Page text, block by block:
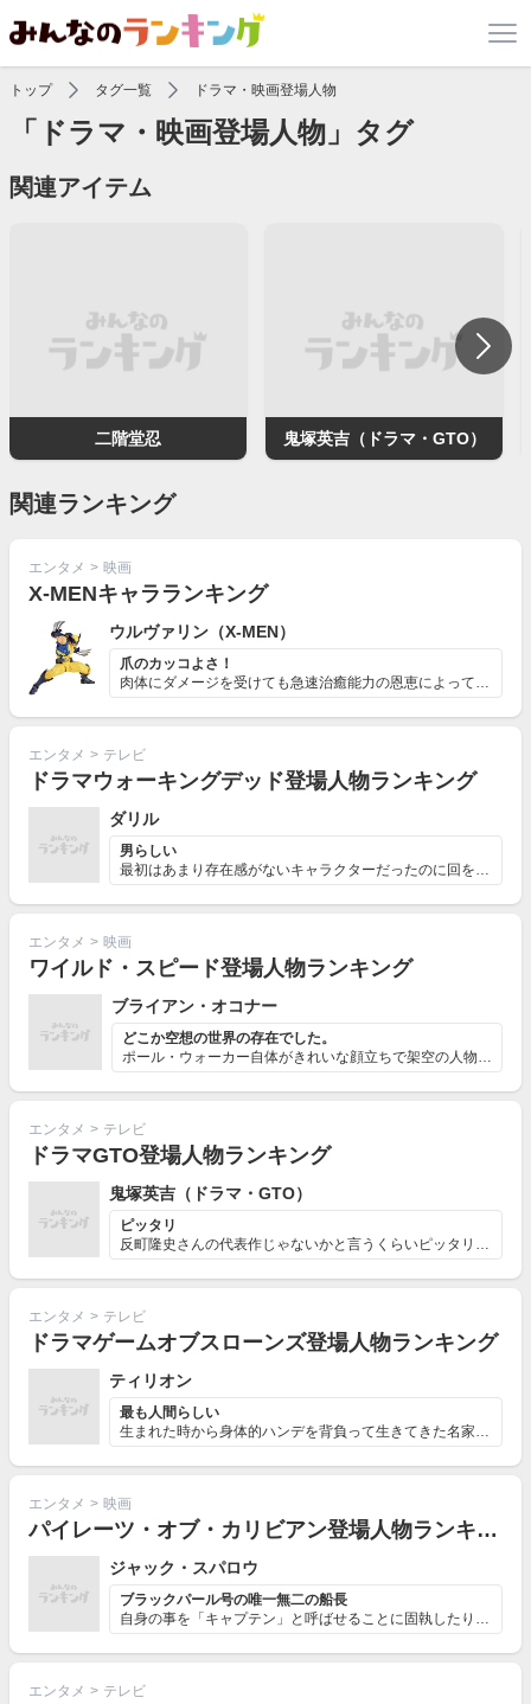
トップ タグ一覧 ドラマ・映画登場人物
「ドラマ・映画登場人物」タグ
関連アイテム
二階堂忍 鬼塚英吉（ドラマ・GTO）
関連ランキング
エンタメ > 映画
X-MENキャラランキング
ウルヴァリン（X-MEN）
爪のカッコよさ！
肉体にダメージを受けても急速治癒能力の恩恵によって、数...
エンタメ > テレビ
ドラマウォーキングデッド登場人物ランキング
ダリル
男らしい
最初はあまり存在感がないキャラクターだったのに回を重ね...
エンタメ > 映画
ワイルド・スピード登場人物ランキング
ブライアン・オコナー
どこか空想の世界の存在でした。
ポール・ウォーカー自体がきれいな顔立ちで架空の人物。 ...
エンタメ > テレビ
ドラマGTO登場人物ランキング
鬼塚英吉（ドラマ・GTO）
ピッタリ
反町隆史さんの代表作じゃないかと言うくらいピッタリはま...
エンタメ > テレビ
ドラマゲームオブスローンズ登場人物ランキング
ティリオン
最も人間らしい
生まれた時から身体的ハンデを背負って生きてきた名家の息...
エンタメ > 映画
パイレーツ・オブ・カリビアン登場人物ランキング
ジャック・スパロウ
ブラックパール号の唯一無二の船長
自身の事を「キャプテン」と呼ばせることに固執したり、名...
エンタメ > テレビ